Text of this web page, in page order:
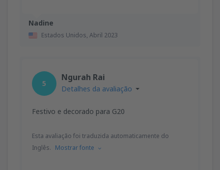
Nadine
Estados Unidos, Abril 2023
5
Ngurah Rai
Detalhes da avaliação
Festivo e decorado para G20
Esta avaliação foi traduzida automaticamente do
Inglês. Mostrar fonte